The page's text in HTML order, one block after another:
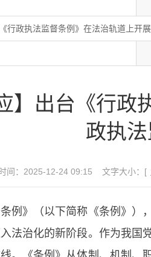
行政执法监督条例》在法治轨道上开
】出台《行政
政执
间：2025-12-24 09:15 文字大小：[
》（以下简称《条例》）
法治化的新阶段。作为我